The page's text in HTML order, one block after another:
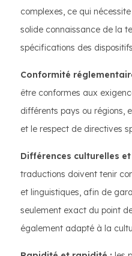
complexes, ce qui
solide connaissance de la
spécifications des
Conformité
être conformes aux
différents pays ou régions,
et le respect de directives
Différences culturelles
traductions doivent tenir
et linguistiques, afin de
seulement exact du point
également adapté à la